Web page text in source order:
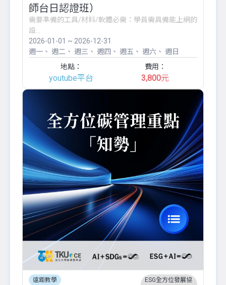
師台日認證班）
需要準備的工具/材料/軟體必需：學員需具備能上網的
設...
2026-01-01 ~ 2026-12-31
週一
週二 週三 週四 週五 週六
週日
地點：
youtube平台
費用：
3,800元
遠距教學
ESG全方位發展協